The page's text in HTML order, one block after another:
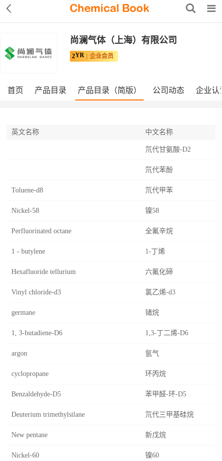
尚澜气体（上海）有限公司
2YR 企业会员
首页 产品目录 产品目录（简版） 公司动态 企业认
英文名称 中文名称
氘代甘氨酸-D2
氘代苯酚
Toluene-d8 氘代甲苯
Nickel-58 镍58
Perfluorinated octane 全氟辛烷
1 - butylene 1-丁烯
Hexafluoride tellurium 六氟化碲
Vinyl chloride-d3 氯乙烯-d3
germane 锗烷
1, 3-butadiene-D6 1,3-丁二烯-D6
argon 氩气
cyclopropane 环丙烷
Benzaldehyde-D5 苯甲醛-环-D5
Deuterium trimethylsilane 氘代三甲基硅烷
New pentane 新戊烷
Nickel-60 镍60